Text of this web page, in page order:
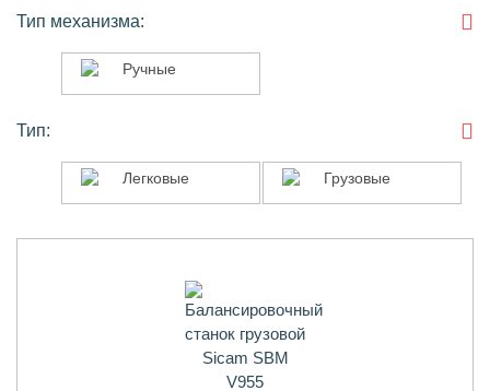
Тип механизма:
Ручные Ручные
Тип:
ЛегковыеЛегковые ГрузовыеГрузовые